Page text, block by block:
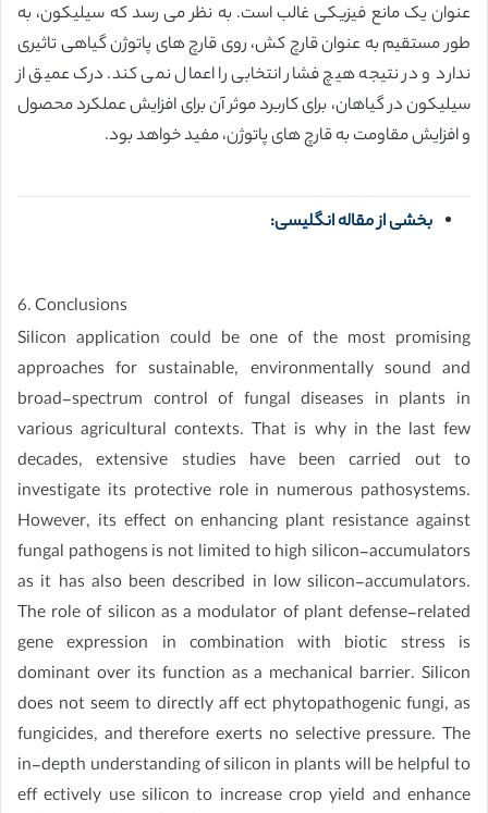
عنوان یک مانع فیزیکی غالب است. به نظر می رسد که سیلیکون، به
طور مستقیم به عنوان قارچ کش، روی قارچ های پاتوژن گیاهی تاثیری
ندارد و در نتیجه هیچ فشار انتخابی را اعمال نمی کند. درک عمیق از
سیلیکون در گیاهان، برای کاربرد موثر آن برای افزایش عملکرد محصول
و افزایش مقاومت به قارچ های پاتوژن، مفید خواهد بود.
بخشی از مقاله انگلیسی:
6. Conclusions
Silicon application could be one of the most promising
approaches for sustainable, environmentally sound and
broad-spectrum control of fungal diseases in plants in
various agricultural contexts. That is why in the last few
decades, extensive studies have been carried out to
investigate its protective role in numerous pathosystems.
However, its effect on enhancing plant resistance against
fungal pathogens is not limited to high silicon-accumulators
as it has also been described in low silicon-accumulators.
The role of silicon as a modulator of plant defense-related
gene expression in combination with biotic stress is
dominant over its function as a mechanical barrier. Silicon
does not seem to directly aff ect phytopathogenic fungi, as
fungicides, and therefore exerts no selective pressure. The
in-depth understanding of silicon in plants will be helpful to
eff ectively use silicon to increase crop yield and enhance